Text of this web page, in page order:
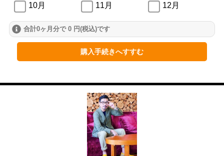
10月 11月 12月
2024年
2月
7月 8月 9月
11月
2月
合計0ヶ月分で 0 円(税込)です
購入手続きへすすむ